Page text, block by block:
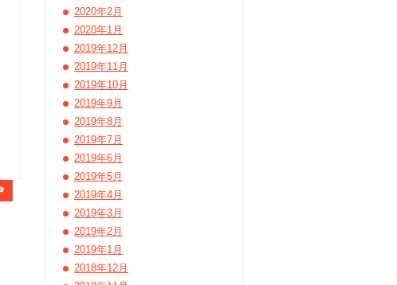
2020年2月
2020年1月
2019年12月
2019年11月
2019年10月
2019年9月
2019年8月
2019年7月
2019年6月
2019年5月
2019年4月
2019年3月
2019年2月
2019年1月
2018年12月